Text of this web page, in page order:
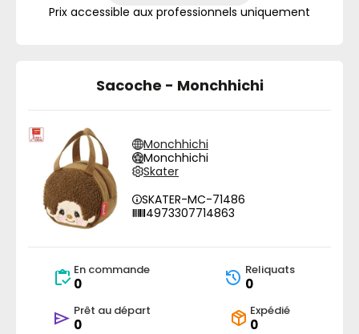
Prix accessible aux professionnels uniquement
Sacoche - Monchhichi
Monchhichi
Monchhichi
Skater
SKATER-MC-71486
4973307714863
En commande
0
Reliquats
0
Prêt au départ
0
Expédié
0